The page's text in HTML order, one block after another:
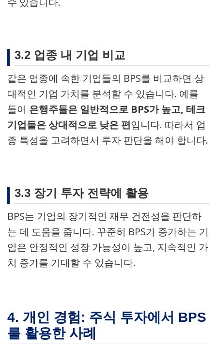
3.2 업종 내 기업 비교
같은 업종에 속한 기업들의 BPS를 비교하면 상
대적인 기업 가치를 분석할 수 있습니다. 예를
들어 은행주들은 일반적으로 BPS가 높고, 테크
기업들은 상대적으로 낮은 편입니다. 따라서 업
종 특성을 고려하면서 투자 판단을 해야 합니다.
3.3 장기 투자 전략에 활용
BPS는 기업의 장기적인 재무 건전성을 판단하
는 데 도움을 줍니다. 꾸준히 BPS가 증가하는 기
업은 안정적인 성장 가능성이 높고, 지속적인 가
치 증가를 기대할 수 있습니다.
4. 개인 경험: 주식 투자에서 BPS
를 활용한 사례